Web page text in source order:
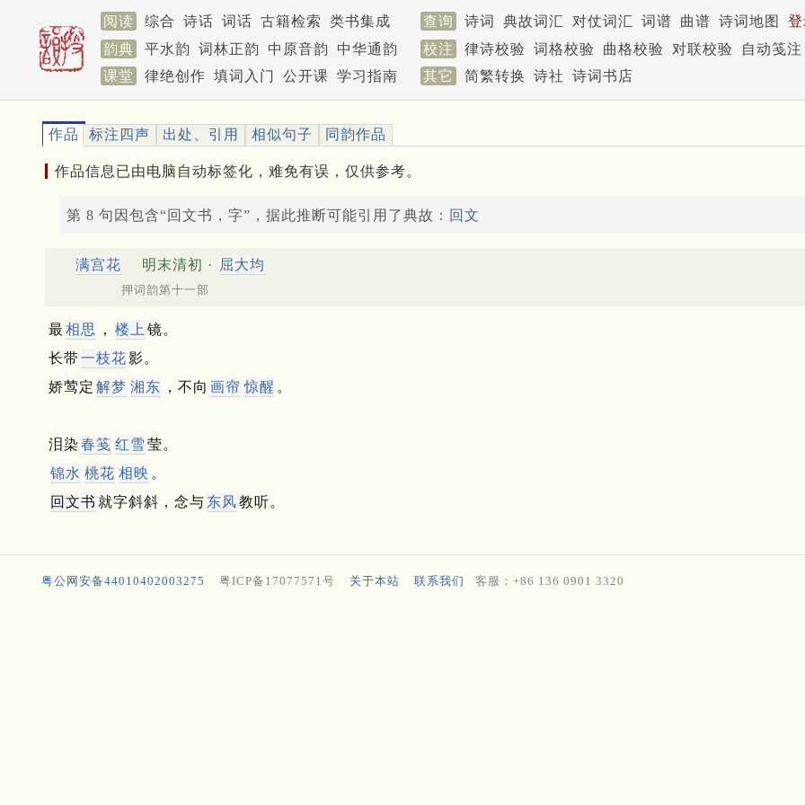
阅读 综合 诗话 词话 古籍检索 类书集成 查询 诗词 典故词汇 对仗词汇 词谱 曲谱 诗词地图
韵典
平水韵 词林正韵 中原音韵 中华通韵 校注 律诗校验 词格校验 曲格校验 对联校验
自动笺注
课堂
律绝创作 填词入门 公开课 学习指南 其它 简繁转换 诗社 诗词书店
作品 标注四声 出处、引用 相似句子 同韵作品
作品信息已由电脑自动标签化，难免有误，仅供参考。
第 8 句因包含“回文书，字”，据此推断可能引用了典故： 回文
满宫花 明末清初 · 屈大均
押词韵第十一部
最相思 ， 楼上 镜。
长带一枝花影。
娇莺定 解梦 湘东 ，不向 画帘 惊醒 。
泪染 春笺 红雪 莹。
锦水 桃花 相映 。
回文书 就字斜斜，念与 东风教听。
粤公网安备44010402003275 粤ICP备17077571号 关于本站 联系我们 客服：+86 136 0901 3320